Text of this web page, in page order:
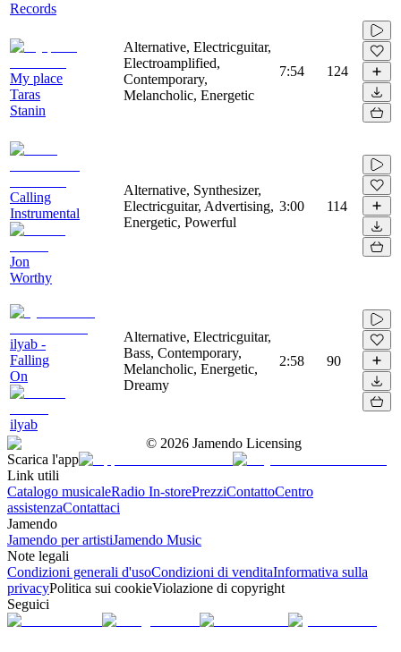
Records
My place
Taras
Stanin
Alternative, Electricguitar,
Electroamplified,
Contemporary,
Melancholic, Energetic
7:54 124
Calling
Instrumental
Jon
Worthy
Alternative, Synthesizer,
Electricguitar, Advertising,
Energetic, Powerful
3:00 114
ilyab -
Falling
On
ilyab
Alternative, Electricguitar,
Bass, Contemporary,
Melancholic, Energetic,
Dreamy
2:58 90
© 2026 Jamendo Licensing
Scarica l'app
Link utili
Catalogo musicaleRadio In-storePrezziContattoCentro
assistenzaContattaci
Jamendo
Jamendo per artistiJamendo Music
Note legali
Condizioni generali d'usoCondizioni di venditaInformativa sulla
privacyPolitica sui cookieViolazione di copyright
Seguici